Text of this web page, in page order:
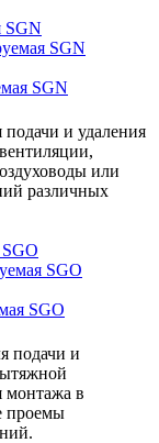
SGN
подачи и удаления
или
различных
SGO
подачи и
монтажа в
проемы